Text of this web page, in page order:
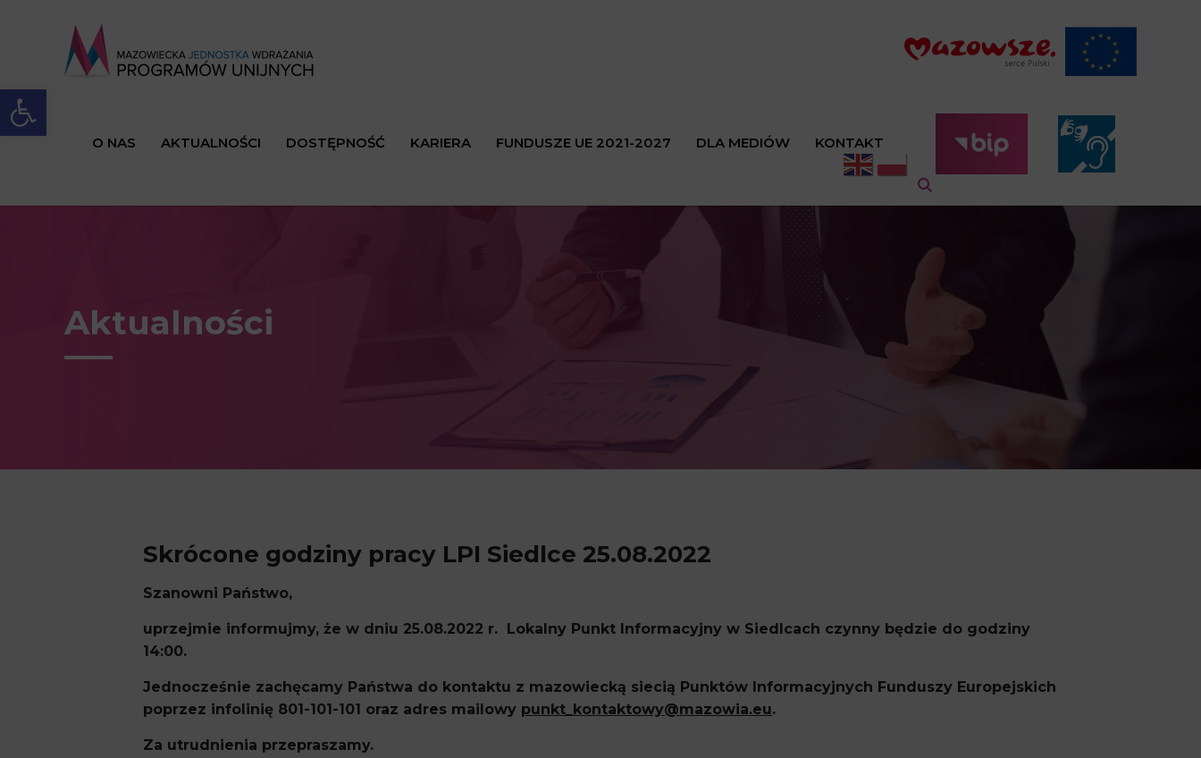
Open toolbar
O NAS AKTUALNOŚCI DOSTĘPNOŚĆ KARIERA FUNDUSZE UE 2021-2027 DLA MEDIÓW KONTAKT
Aktualności
Skrócone godziny pracy LPI Siedlce 25.08.2022
Szanowni Państwo,
uprzejmie informujmy, że w dniu 25.08.2022 r. Lokalny Punkt Informacyjny w Siedlcach czynny będzie do godziny
14:00.
Jednocześnie zachęcamy Państwa do kontaktu z mazowiecką siecią Punktów Informacyjnych Funduszy Europejskich
poprzez infolinię 801-101-101 oraz adres mailowy punkt_kontaktowy@mazowia.eu.
Za utrudnienia przepraszamy.